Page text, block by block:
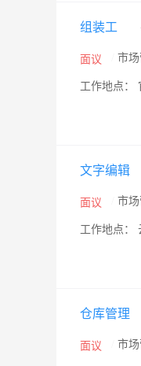
组装工
面议 市
工作地点：
文字编辑
面议 市
工作地点：
仓库管理
面议 市